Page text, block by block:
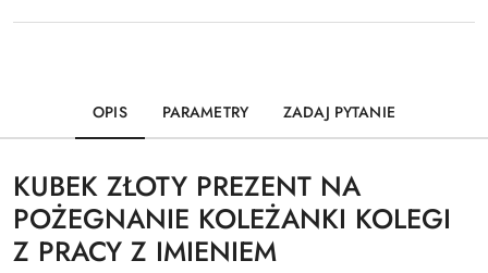
OPIS PARAMETRY ZADAJ PYTANIE
KUBEK ZŁOTY PREZENT NA
POŻEGNANIE KOLEŻANKI KOLEGI
Z PRACY Z IMIENIEM